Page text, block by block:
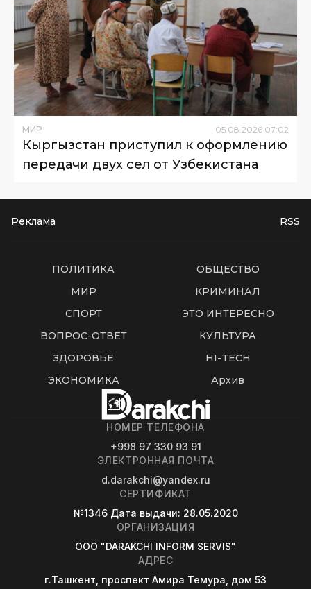
МИР 05.08.2026 07:02
Кыргызстан приступил к оформлению
передачи двух сел от Узбекистана
Реклама RSS
ПОЛИТИКА
ОБЩЕСТВО
МИР
КРИМИНАЛ
СПОРТ
ЭТО ИНТЕРЕСНО
ВОПРОС-ОТВЕТ
КУЛЬТУРА
ЗДОРОВЬЕ
HI-TECH
ЭКОНОМИКА
Архив
НОМЕР ТЕЛЕФОНА
+998 97 330 93 91
ЭЛЕКТРОННАЯ ПОЧТА
d.darakchi@yandex.ru
СЕРТИФИКАТ
№1346 Дата выдачи: 28.05.2020
ОРГАНИЗАЦИЯ
OOO "DARAKCHI INFORM SERVIS"
АДРЕС
г.Ташкент, проспект Амира Темура, дом 53